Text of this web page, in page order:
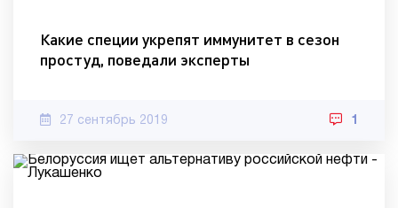
Какие специи укрепят иммунитет в сезон
простуд, поведали эксперты
27 сентябрь 2019 1